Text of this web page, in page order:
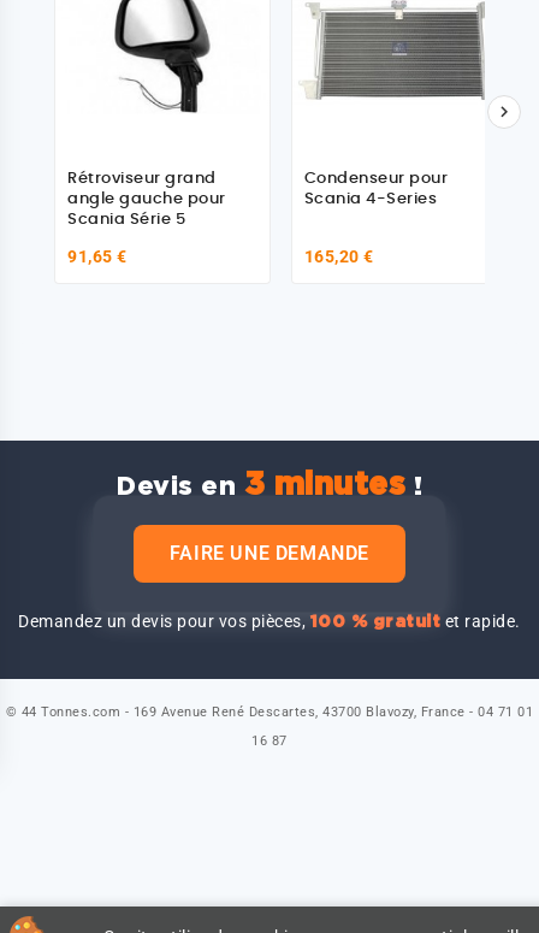
Rétroviseur grand
angle gauche pour
Scania Série 5
91,65 €
Condenseur pour
Scania 4-Series
165,20 €

Devis en 3 minutes !
FAIRE UNE DEMANDE
Demandez un devis pour vos pièces,100 % gratuit et rapide.
© 44 Tonnes.com - 169 Avenue René Descartes, 43700 Blavozy, France - 04 71 01
16 87